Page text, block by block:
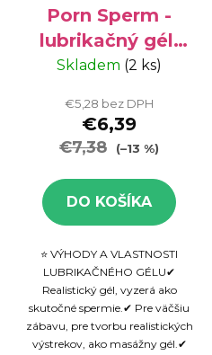
Porn Sperm -
lubrikačný gél,
125 ml
Skladem (2 ks)
€5,28 bez DPH
€6,39
€7,38 (–13 %)
DO KOŠÍKA
⭐ VÝHODY A VLASTNOSTI
LUBRIKAČNÉHO GÉLU✔
Realistický gél, vyzerá ako
skutočné spermie.✔ Pre väčšiu
zábavu, pre tvorbu realistických
výstrekov, ako masážny gél.✔